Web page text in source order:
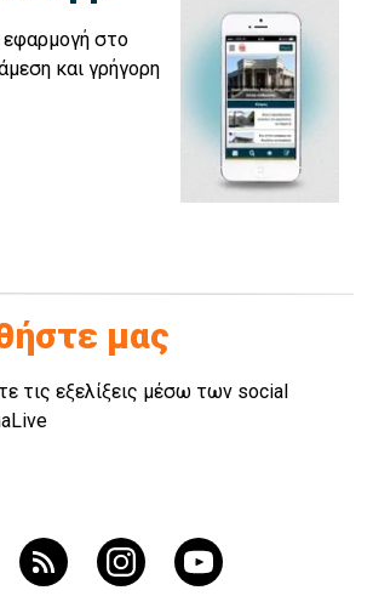
στο
και γρήγορη
μας
τις εξελίξεις μέσω των social